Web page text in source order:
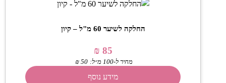
החלקה לשיער 60 מ"ל – קיון
₪ 85
מחיר ל-100 מ״ל: ₪50
מידע נוסף